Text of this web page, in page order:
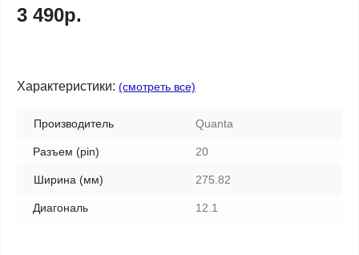
3 490р.
Характеристики: (смотреть все)
Производитель Quanta
Разъем (pin) 20
Ширина (мм) 275.82
Диагональ 12.1